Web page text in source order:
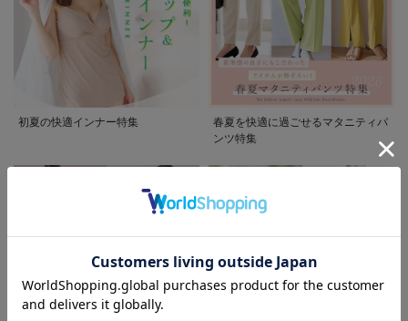
初夏の快適インナー特集
春夏を快適に過ごせるマタニティパ
ンツ特集
お気に入り商品を確認する